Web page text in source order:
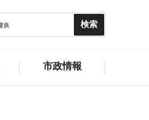
市政情報